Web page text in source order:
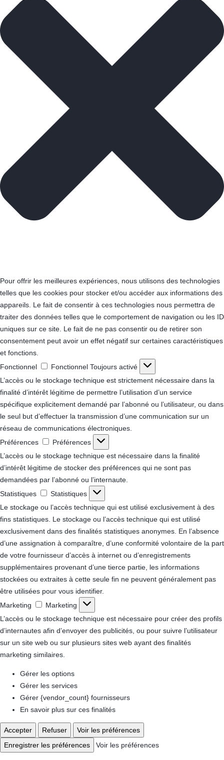
Pour offrir les meilleures expériences, nous utilisons des technologies
telles que les cookies pour stocker et/ou accéder aux informations des
appareils. Le fait de consentir à ces technologies nous permettra de
traiter des données telles que le comportement de navigation ou les ID
uniques sur ce site. Le fait de ne pas consentir ou de retirer son
consentement peut avoir un effet négatif sur certaines caractéristiques
et fonctions.
Fonctionnel
Fonctionnel Toujours activé
L’accès ou le stockage technique est strictement nécessaire dans la
finalité d’intérêt légitime de permettre l’utilisation d’un service
spécifique explicitement demandé par l’abonné ou l’utilisateur, ou dans
le seul but d’effectuer la transmission d’une communication sur un
réseau de communications électroniques.
Préférences
Préférences
L’accès ou le stockage technique est nécessaire dans la finalité
d’intérêt légitime de stocker des préférences qui ne sont pas
demandées par l’abonné ou l’internaute.
Statistiques
Statistiques
Le stockage ou l’accès technique qui est utilisé exclusivement à des
fins statistiques. Le stockage ou l’accès technique qui est utilisé
exclusivement dans des finalités statistiques anonymes. En l’absence
d’une assignation à comparaître, d’une conformité volontaire de la part
de votre fournisseur d’accès à internet ou d’enregistrements
supplémentaires provenant d’une tierce partie, les informations
stockées ou extraites à cette seule fin ne peuvent généralement pas
être utilisées pour vous identifier.
Marketing
Marketing
L’accès ou le stockage technique est nécessaire pour créer des profils
d’internautes afin d’envoyer des publicités, ou pour suivre l’utilisateur
sur un site web ou sur plusieurs sites web ayant des finalités
marketing similaires.
Gérer les options
Gérer les services
Gérer {vendor_count} fournisseurs
En savoir plus sur ces finalités
Accepter Refuser
Voir les préférences
Enregistrer les préférences
Voir les préférences